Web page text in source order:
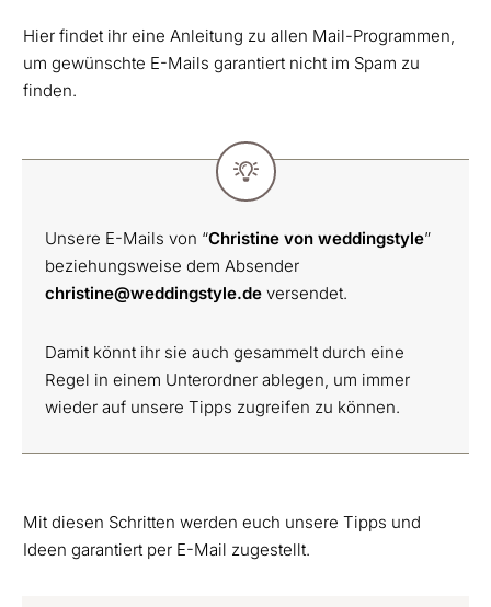
Hier findet ihr eine Anleitung zu allen Mail-Programmen,
um gewünschte E-Mails garantiert nicht im Spam zu
finden.
Unsere E-Mails von “Christine von weddingstyle”
beziehungsweise dem Absender
christine@weddingstyle.de versendet.
Damit könnt ihr sie auch gesammelt durch eine
Regel in einem Unterordner ablegen, um immer
wieder auf unsere Tipps zugreifen zu können.
Mit diesen Schritten werden euch unsere Tipps und
Ideen garantiert per E-Mail zugestellt.